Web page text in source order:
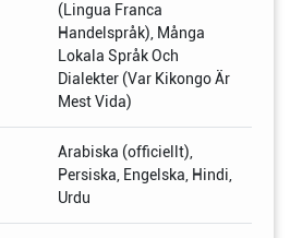
(Lingua Franca
Handelspråk), Många
Lokala Språk Och
Dialekter (Var Kikongo Är
Mest Vida)
Arabiska (officiellt),
Persiska, Engelska, Hindi,
Urdu